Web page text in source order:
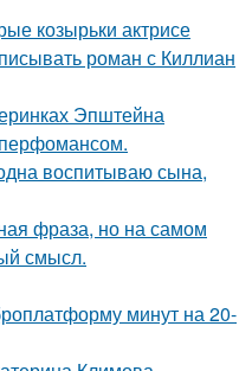
козырьки актрисе
роман с Киллиан
Эпштейна
воспитываю сына,
фраза, но на самом
смысл.
минут на 20-